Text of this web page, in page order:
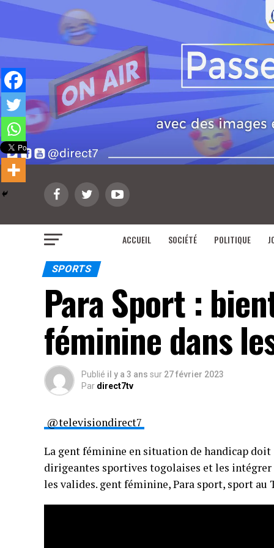
ACCUEIL SOCIÉTÉ POLITIQUE
SPORTS
Para Sport :
féminine dans
Publié il y a 3 ans sur 27 février 2023
Par direct7tv
@televisiondirect7
La gent féminine en situation de handicap
dirigeantes sportives togolaises et les
les valides. gent féminine, Para sport, sport au